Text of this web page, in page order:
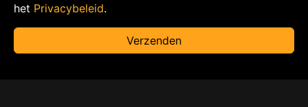
het Privacybeleid.
Verzenden